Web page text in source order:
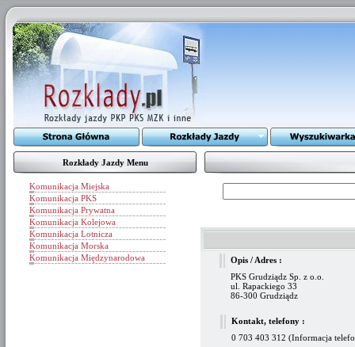
Rozkłady Jazdy Menu
Komunikacja Miejska
Komunikacja PKS
Komunikacja Prywatna
Komunikacja Kolejowa
Komunikacja Lotnicza
Komunikacja Morska
Komunikacja Międzynarodowa
Opis / Adres :
PKS Grudziądz Sp. z o.o.
ul. Rapackiego 33
86-300 Grudziądz
Kontakt, telefony :
0 703 403 312 (Informacja